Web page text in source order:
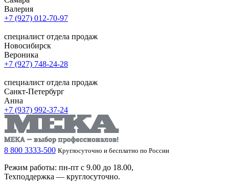
Валерия
+7 (927) 012-70-97
специалист отдела продаж
Новосибирск
Вероника
+7 (927) 748-24-28
специалист отдела продаж
Санкт-Петербург
Анна
+7 (937) 992-37-24
8 800 3333-500 Круглосуточно и бесплатно по России
Режим работы: пн-пт с 9.00 до 18.00,
Техподдержка — круглосуточно.